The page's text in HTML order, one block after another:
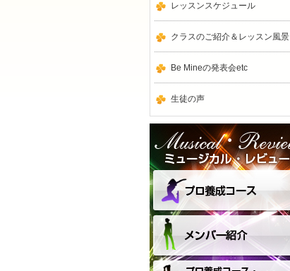
レッスンスケジュール
クラスのご紹介＆レッスン風景
Be Mineの発表会etc
生徒の声